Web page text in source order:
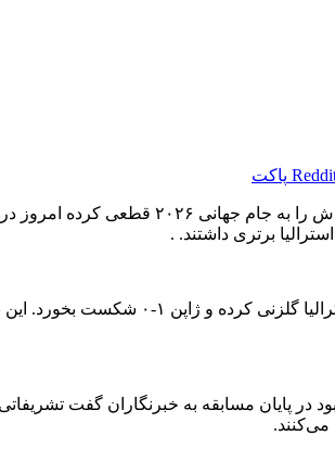
پاکت
به گزارش گروه ورزشی خبرگزاری
برتری ‏داشتند. ‏.
اما یک لحظه سهل‌انگاری در دقیقه
‏بود در پایان مسابقه به خبرنگاران گفت